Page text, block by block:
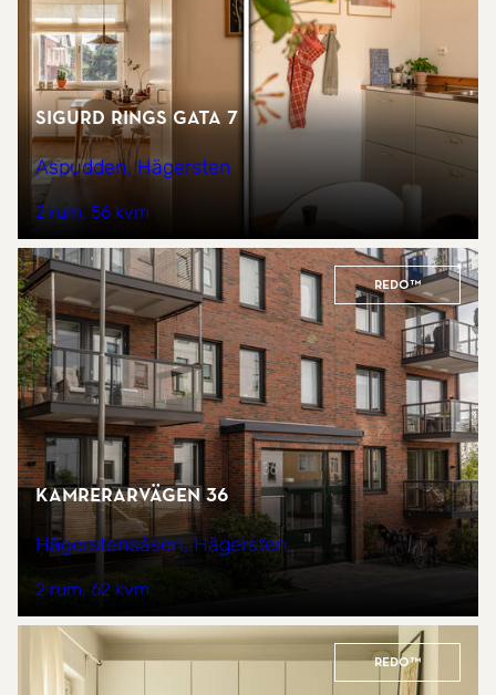
Sigurd Rings gata 7
Aspudden, Hägersten
2 rum 56 kvm
REDO™
Kamrerarvägen 36
Hägerstensåsen, Hägersten
2 rum 62 kvm
REDO™